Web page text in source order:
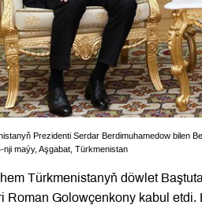
Prezidenti Serdar Berdimuhamedow bilen
nji maýy, Aşgabat, Türkmenistan
Türkmenistanyň döwlet
Roman Golowçenkony kabul